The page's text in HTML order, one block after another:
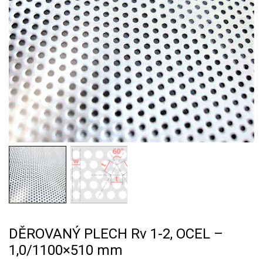
DĚROVANÝ PLECH Rv 1-2, OCEL –
1,0/1100×510 mm